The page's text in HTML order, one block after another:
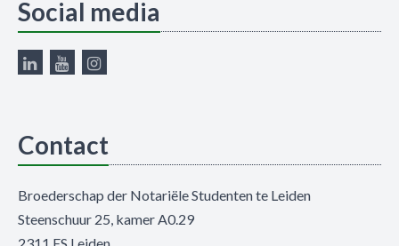
Social media
Contact
Broederschap der Notariële Studenten te Leiden
Steenschuur 25, kamer A0.29